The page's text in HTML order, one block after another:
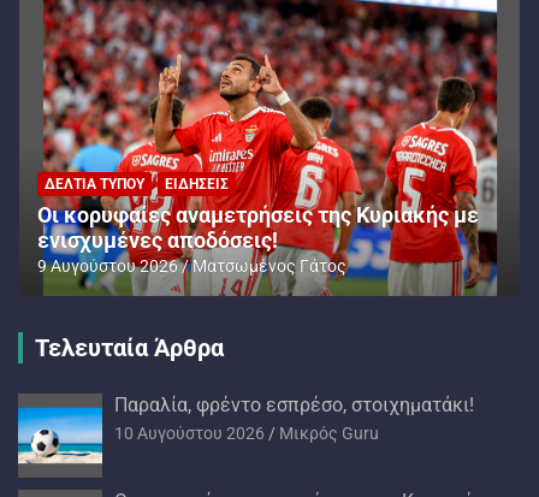
ΔΕΛΤΊΑ ΤΎΠΟΥ ΕΙΔΉΣΕΙΣ
Oι κορυφαίες αναμετρήσεις της Κυριακής με
ενισχυμένες αποδόσεις!
9 Αυγούστου 2026 Ματσωμένος Γάτος
Τελευταία Άρθρα
Παραλία, φρέντο εσπρέσο, στοιχηματάκι!
10 Αυγούστου 2026 Mικρός Guru